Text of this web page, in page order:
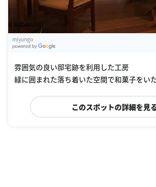
miyungo
雰囲気の良い邸宅跡を利用した工房
緑に囲まれた落ち着いた空間で和菓子をい
このスポットの詳細を見